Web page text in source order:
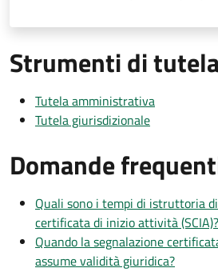
Strumenti di
Tutela amministrativa
Tutela giurisdizionale
Domande
Quali sono i tempi di istruttoria
certificata di inizio attività (SCIA)?
Quando la segnalazione
assume validità giuridica?